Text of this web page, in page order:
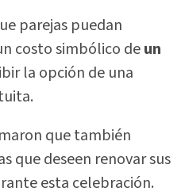
parejas puedan
costo simbólico deun
la opción de una
que también
que deseen renovar sus
esta celebración.